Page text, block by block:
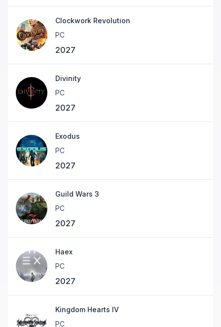
Clockwork Revolution
PC
2027
Divinity
PC
2027
Exodus
PC
2027
Guild Wars 3
PC
2027
Haex
PC
2027
Kingdom Hearts IV
PC